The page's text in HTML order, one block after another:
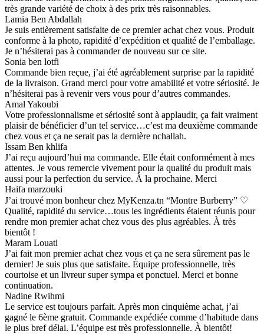
très grande variété de choix à des prix très raisonnables.
Lamia Ben Abdallah
Je suis entièrement satisfaite de ce premier achat chez vous. Produit
conforme à la photo, rapidité d’expédition et qualité de l’emballage.
Je n’hésiterai pas à commander de nouveau sur ce site.
Sonia ben lotfi
Commande bien reçue, j’ai été agréablement surprise par la rapidité
de la livraison. Grand merci pour votre amabilité et votre sériosité. Je
n’hésiterai pas à revenir vers vous pour d’autres commandes.
Amal Yakoubi
Votre professionnalisme et sériosité sont à applaudir, ça fait vraiment
plaisir de bénéficier d’un tel service…c’est ma deuxième commande
chez vous et ça ne serait pas la dernière nchallah.
Issam Ben khlifa
J’ai reçu aujourd’hui ma commande. Elle était conformément à mes
attentes. Je vous remercie vivement pour la qualité du produit mais
aussi pour la perfection du service. À la prochaine. Merci
Haifa marzouki
J’ai trouvé mon bonheur chez MyKenza.tn “Montre Burberry” ♡
Qualité, rapidité du service…tous les ingrédients étaient réunis pour
rendre mon premier achat chez vous des plus agréables. À très
bientôt !
Maram Louati
J’ai fait mon premier achat chez vous et ça ne sera sûrement pas le
dernier! Je suis plus que satisfaite. Équipe professionnelle, très
courtoise et un livreur super sympa et ponctuel. Merci et bonne
continuation.
Nadine Rwihmi
Le service est toujours parfait. Après mon cinquième achat, j’ai
gagné le 6ème gratuit. Commande expédiée comme d’habitude dans
le plus bref délai. L’équipe est très professionnelle. À bientôt!